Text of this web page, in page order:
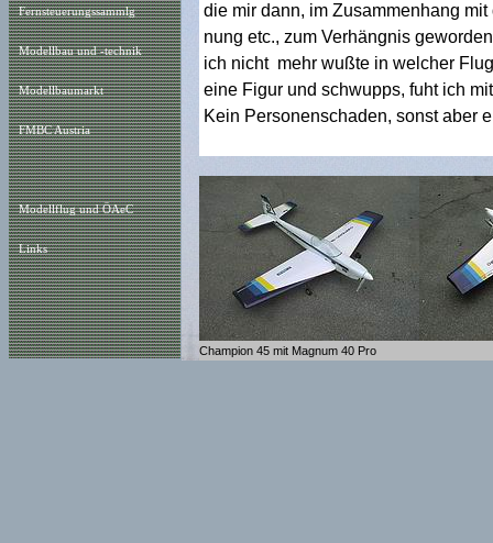
Fernsteuerungssammlg
Modellbau und -technik
Modellbaumarkt
FMBC Austria
Modellflug und ÖAeC
Links
die mir dann, im Zusammenhang
nung etc., zum Verhängnis
ich nicht mehr wußte in welcher
eine Figur und schwupps, fuht ich
Kein Personenschaden, sonst aber
Champion 45 mit Magnum 40 Pro